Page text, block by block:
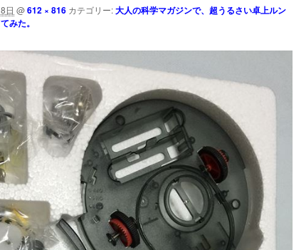
ビ
シ
ン
日 @612 × 816 カテゴリー:大人の科学マガジンで、超うるさい卓上ルン
みた。